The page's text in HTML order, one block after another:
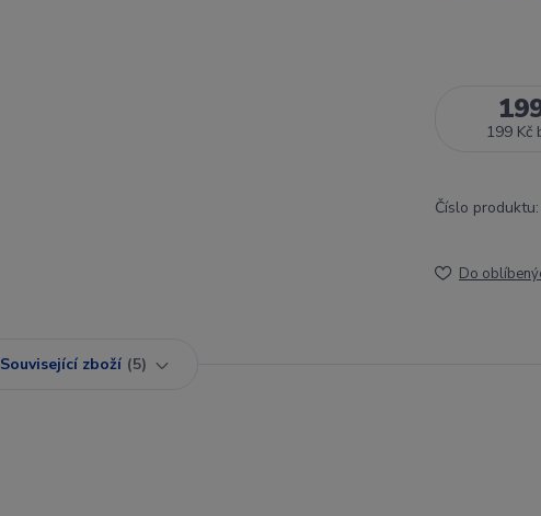
199 Kč
Číslo produktu:
Do
Související zboží 5